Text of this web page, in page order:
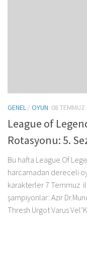
GENEL /OYUN 08 TEMMUZ
League of
Rotasyonu: 5.
Bu hafta League Of
harcamadan dereceli
karakterler 7 Temmuz
şampiyonlar: Azir
Thresh Urgot Varus